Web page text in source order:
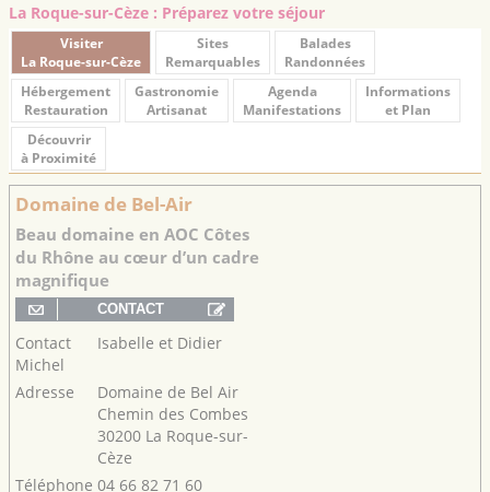
La Roque-sur-Cèze : Préparez votre séjour
Visiter
La Roque-sur-Cèze
Sites
Remarquables
Balades
Randonnées
Hébergement
Restauration
Gastronomie
Artisanat
Agenda
Manifestations
Informations
et Plan
Découvrir
à Proximité
Domaine de Bel-Air
Beau domaine en AOC Côtes
du Rhône au cœur d’un cadre
magnifique
Contact
Isabelle et Didier
Michel
Adresse
Domaine de Bel Air
Chemin des Combes
30200 La Roque-sur-
Cèze
Téléphone 04 66 82 71 60